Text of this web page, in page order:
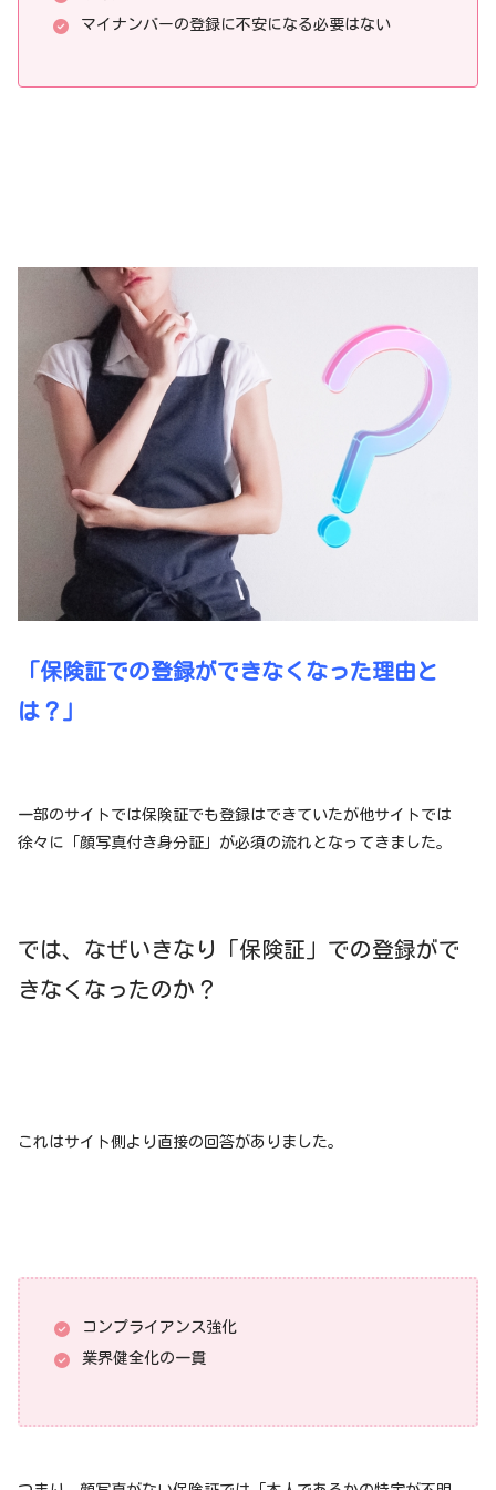
マイナンバーの登録に不安になる必要はない
「保険証での登録ができなくなった理由と
は？」
一部のサイトでは保険証でも登録はできていたが他サイトでは
徐々に「顔写真付き身分証」が必須の流れとなってきました。
では、なぜいきなり「保険証」での登録がで
きなくなったのか？
これはサイト側より直接の回答がありました。
コンプライアンス強化
業界健全化の一貫